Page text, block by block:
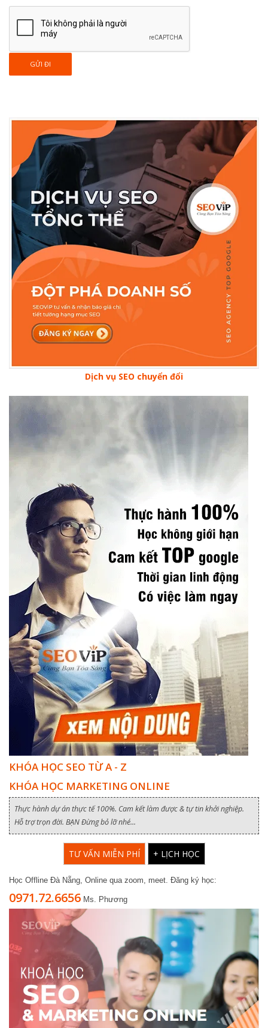
Dịch vụ SEO chuyển đổi
KHÓA HỌC SEO TỪ A - Z
KHÓA HỌC MARKETING ONLINE
Thực hành dự án thực tế 100%. Cam kết làm được & tự tin khởi nghiệp.
Hỗ trợ trọn đời. BẠN Đừng bỏ lỡ nhé...
TƯ VẤN MIỄN PHÍ + LỊCH HỌC
Học Offline Đà Nẵng, Online qua zoom, meet. Đăng ký học:
0971.72.6656 Ms. Phương